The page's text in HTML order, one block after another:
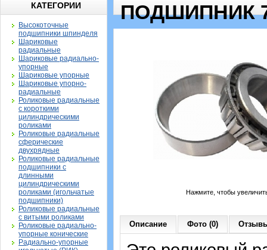
КАТЕГОРИИ
Высокоточные
подшипники шпинделя
Шариковые
радиальные
Шариковые радиально-
упорные
Шариковые упорные
Шариковые упорно-
радиальные
Роликовые радиальные
с короткими
цилиндрическими
роликами
Роликовые радиальные
сферические
двухрядные
Роликовые радиальные
подшипники с
длинными
цилиндрическими
роликами (игольчатые
подшипники)
Роликовые радиальные
с витыми роликами
Роликовые радиально-
упорные конические
Радиально-упорные
ПОДШИПНИК
Нажмите, чтобы
Описание Фото (0)